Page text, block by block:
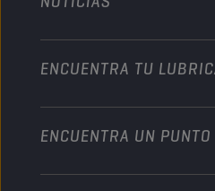
Motocicleta y vehículo
Industria
Naútica
Colaboraciones en
Motocicleta
Servicio pesado
ENCUENTRA TU
ENCUENTRA UN PUNTO